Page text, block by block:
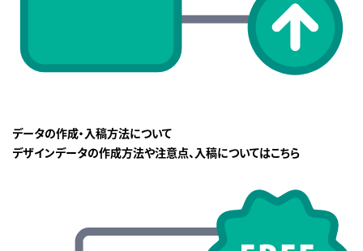
データの作成・入稿方法について
デザインデータの作成方法や注意点、入稿についてはこちら